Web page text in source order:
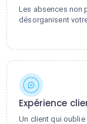
Les absences non
désorganisent
Expérience
Un client qui